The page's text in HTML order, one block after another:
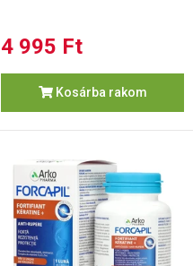
4 995 Ft
Kosárba rakom